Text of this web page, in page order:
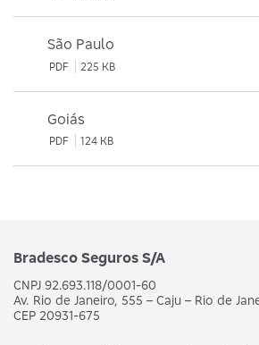
São Paulo
PDF 225 KB
Goiás
PDF 124 KB
Bradesco Seguros S/A
CNPJ 92.693.118/0001-60
Av. Rio de Janeiro, 555 – Caju – Rio de
CEP 20931-675